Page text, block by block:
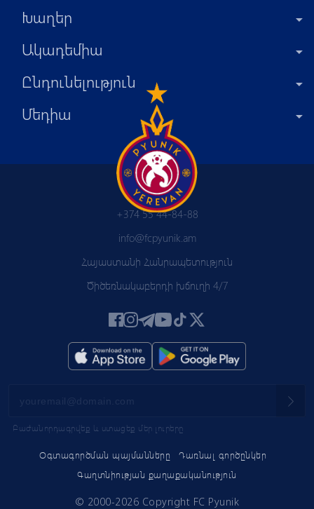
Խաղեր
Ակադեմիա
Ընդունելություն
Մեդիա
Օգտագործման պայմանները
Դառնալ գործընկեր
Գաղտնիության քաղաքականություն
+374 55 44-84-88
info@fcpyunik.am
Հայաստանի Հանրապետություն
Ծիծեռնակաբերդի խճուղի 4/7
Բաժանորդագրվեք և ստացեք մեր լուրերը
© 2000-2026 Copyright FC Pyunik